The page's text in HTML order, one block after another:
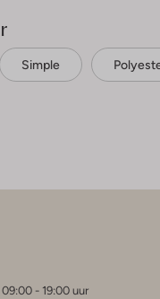
Simple
- 19:00 uur